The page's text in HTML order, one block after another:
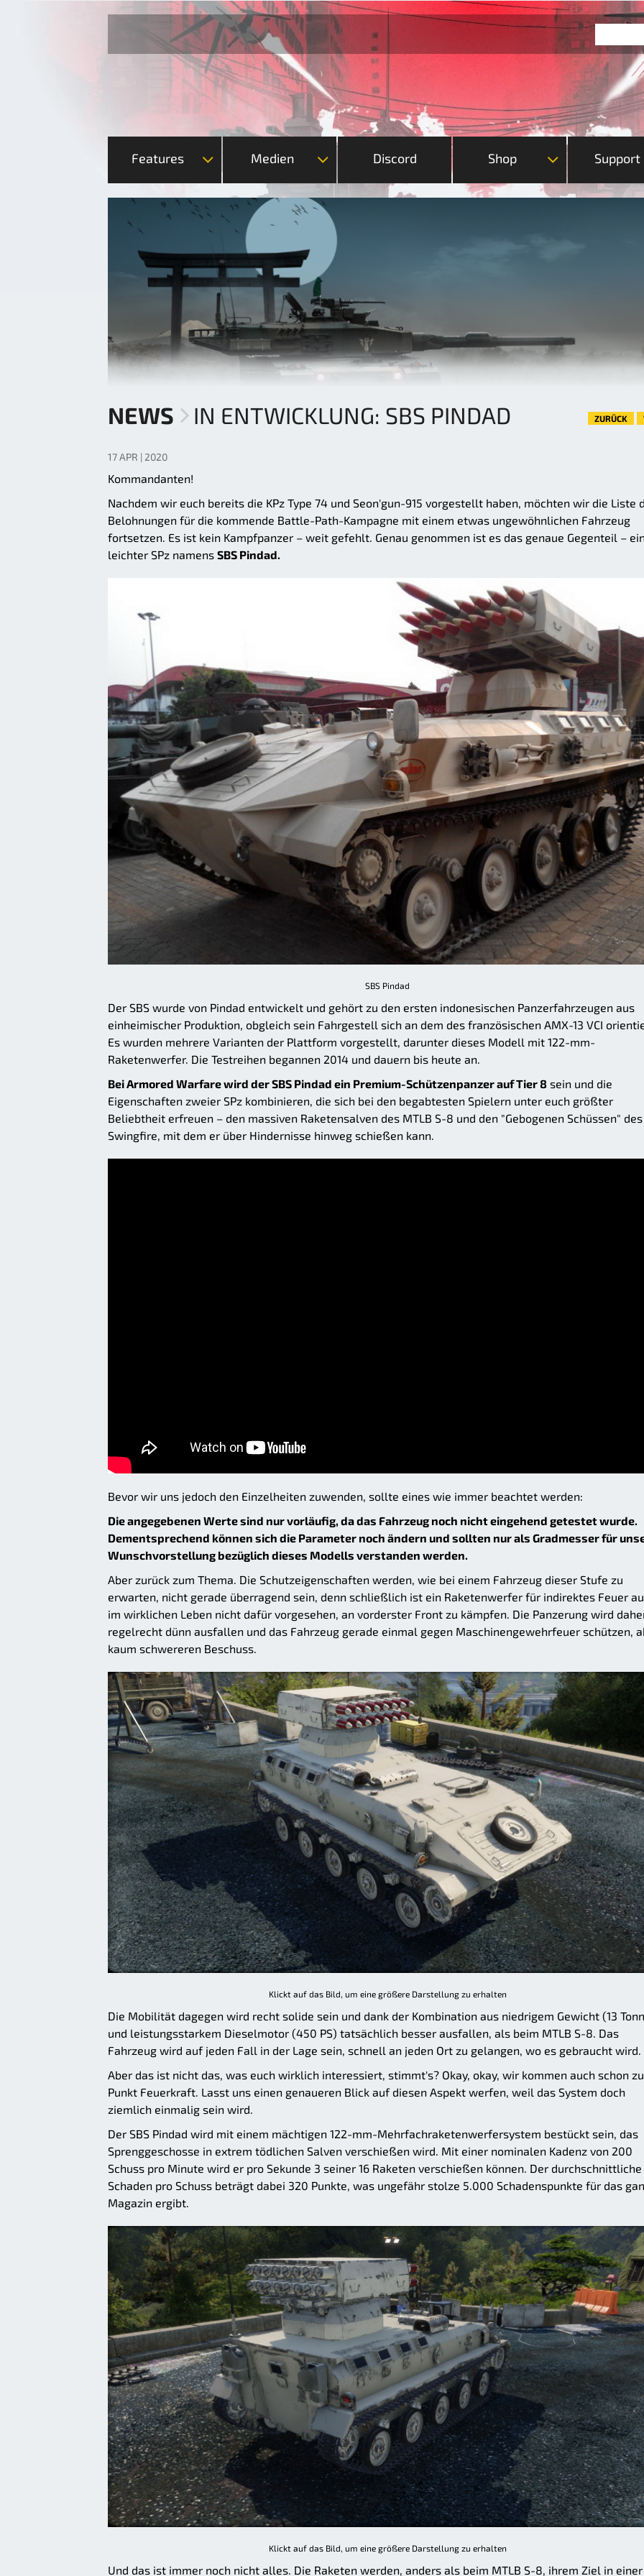
Features Medien Discord Shop Support
NEWS IN ENTWICKLUNG: SBS PINDAD ZURÜCK
17 APR | 2020
Kommandanten!
Nachdem wir euch bereits die KPz Type 74 und Seon'gun-915 vorgestellt haben, möchten wir die Liste
Belohnungen für die kommende Battle-Path-Kampagne mit einem etwas ungewöhnlichen Fahrzeug
fortsetzen. Es ist kein Kampfpanzer – weit gefehlt. Genau genommen ist es das genaue Gegenteil –
leichter SPz namens SBS Pindad.
SBS Pindad
Der SBS wurde von Pindad entwickelt und gehört zu den ersten indonesischen Panzerfahrzeugen aus
einheimischer Produktion, obgleich sein Fahrgestell sich an dem des französischen AMX-13 VCI
Es wurden mehrere Varianten der Plattform vorgestellt, darunter dieses Modell mit 122-mm-
Raketenwerfer. Die Testreihen begannen 2014 und dauern bis heute an.
Bei Armored Warfare wird der SBS Pindad ein Premium-Schützenpanzer auf Tier 8 sein und die
Eigenschaften zweier SPz kombinieren, die sich bei den begabtesten Spielern unter euch größter
Beliebtheit erfreuen – den massiven Raketensalven des MTLB S-8 und den "Gebogenen Schüssen" des
Swingfire, mit dem er über Hindernisse hinweg schießen kann.
Bevor wir uns jedoch den Einzelheiten zuwenden, sollte eines wie immer beachtet werden:
Die angegebenen Werte sind nur vorläufig, da das Fahrzeug noch nicht eingehend getestet wurde.
Dementsprechend können sich die Parameter noch ändern und sollten nur als Gradmesser für
Wunschvorstellung bezüglich dieses Modells verstanden werden.
Aber zurück zum Thema. Die Schutzeigenschaften werden, wie bei einem Fahrzeug dieser Stufe zu
erwarten, nicht gerade überragend sein, denn schließlich ist ein Raketenwerfer für indirektes Feuer
im wirklichen Leben nicht dafür vorgesehen, an vorderster Front zu kämpfen. Die Panzerung wird
regelrecht dünn ausfallen und das Fahrzeug gerade einmal gegen Maschinengewehrfeuer schützen,
kaum schwereren Beschuss.
Klickt auf das Bild, um eine größere Darstellung zu erhalten
Die Mobilität dagegen wird recht solide sein und dank der Kombination aus niedrigem Gewicht (13
und leistungsstarkem Dieselmotor (450 PS) tatsächlich besser ausfallen, als beim MTLB S-8. Das
Fahrzeug wird auf jeden Fall in der Lage sein, schnell an jeden Ort zu gelangen, wo es gebraucht wird.
Aber das ist nicht das, was euch wirklich interessiert, stimmt's? Okay, okay, wir kommen auch schon
Punkt Feuerkraft. Lasst uns einen genaueren Blick auf diesen Aspekt werfen, weil das System doch
ziemlich einmalig sein wird.
Der SBS Pindad wird mit einem mächtigen 122-mm-Mehrfachraketenwerfersystem bestückt sein, das
Sprenggeschosse in extrem tödlichen Salven verschießen wird. Mit einer nominalen Kadenz von 200
Schuss pro Minute wird er pro Sekunde 3 seiner 16 Raketen verschießen können. Der durchschnittliche
Schaden pro Schuss beträgt dabei 320 Punkte, was ungefähr stolze 5.000 Schadenspunkte für das
Magazin ergibt.
Klickt auf das Bild, um eine größere Darstellung zu erhalten
Und das ist immer noch nicht alles. Die Raketen werden, anders als beim MTLB S-8, ihrem Ziel in einer